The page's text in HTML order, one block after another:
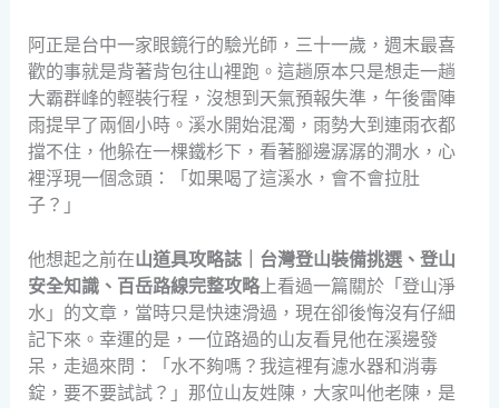
阿正是台中一家眼鏡行的驗光師，三十一歲，週末最喜
歡的事就是背著背包往山裡跑。這趟原本只是想走一趟
大霸群峰的輕裝行程，沒想到天氣預報失準，午後雷陣
雨提早了兩個小時。溪水開始混濁，雨勢大到連雨衣都
擋不住，他躲在一棵鐵杉下，看著腳邊潺潺的澗水，心
裡浮現一個念頭：「如果喝了這溪水，會不會拉肚
子？」
他想起之前在山道具攻略誌｜台灣登山裝備挑選、登山
安全知識、百岳路線完整攻略上看過一篇關於「登山淨
水」的文章，當時只是快速滑過，現在卻後悔沒有仔細
記下來。幸運的是，一位路過的山友看見他在溪邊發
呆，走過來問：「水不夠嗎？我這裡有濾水器和消毒
錠，要不要試試？」那位山友姓陳，大家叫他老陳，是